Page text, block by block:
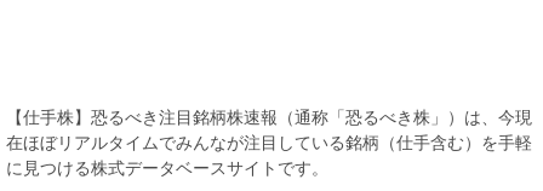
【仕手株】恐るべき注目銘柄株速報（通称「恐るべき株」）は、今現
在ほぼリアルタイムでみんなが注目している銘柄（仕手含む）を手軽
に見つける株式データベースサイトです。